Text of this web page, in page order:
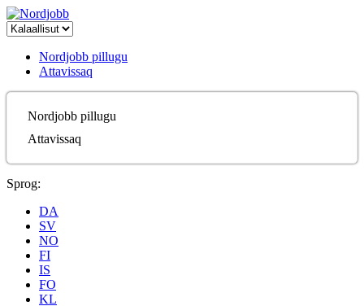
Nordjobb pillugu
Attavissaq
Nordjobb pillugu
Attavissaq
Sprog:
DA
SV
NO
FI
IS
FO
KL